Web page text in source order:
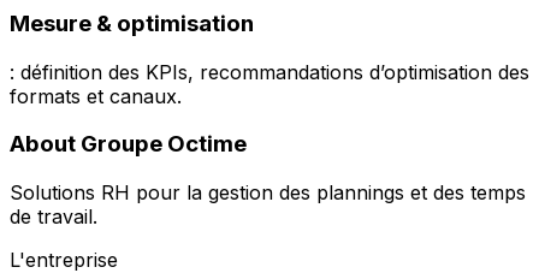
Mesure & optimisation
: définition des KPIs, recommandations d’optimisation des
formats et canaux.
About Groupe Octime
Solutions RH pour la gestion des plannings et des temps
de travail.
L'entreprise